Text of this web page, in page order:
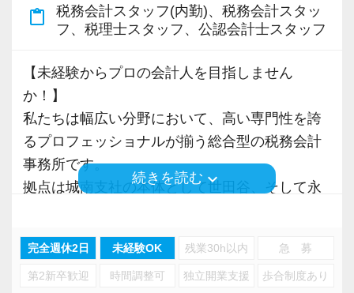
てこの道のプロを目指すようになりました。
で、人が好きな方には向いていると思います。
入所してすぐにこれまで経験しなかったような
大きな案件を任せてもらい驚きましたが、先輩
と一緒にやらせていただき、とても貴重な経験
になりました。
税理士を目指したいと思っています。
みなさん、ぜひ一緒に働きましょう！
げ、どんどん挑戦してください。
多彩な案件が集まる当法人なら相続や事業承
いと思ったときに丁度良い規模感の案件をお渡
しすることができます。
【ご紹介案件が多数あります！】
経営理念は「Smile & Smile & Smile」。
お客様、スタッフ、ステークホルダーの笑顔を
ご紹介のネットワークとなるステークホルダー
告書の作成など内勤業務を中心にお任せする予
定です。
なら、早期のうちに担当を持って活動していた
だきたいと思っています。
当法人は1社2名以上の複数担当制を採用してお
り、困ったことや分からないことがあってもす
ぐにフォローし合うことが可能です。
【幅広い経験×深い専門性を持つ会計のプロを目
指せます！】
総合型だからこそ携われる分野も幅広く、経験
content_paste
税務会計スタッフ(内勤)、税務会計スタッ
フ、税理士スタッフ、公認会計士スタッフ
【未経験からプロの会計人を目指しません
か！】
私たちは幅広い分野において、高い専門性を誇
るプロフェッショナルが揃う総合型の税務会計
事務所です。
拠点は城南支社の本体として世田谷、そして永
各種申告業務・法人コンサル・資産税コンサル
など、あらゆる会計・税務を総合的に網羅でき
続きを読むkeyboard_arrow_down
完全週休2日 未経験OK 残業30h以内 急 募
第2新卒歓迎 時間調整可 独立開業支援 歩合制度あり